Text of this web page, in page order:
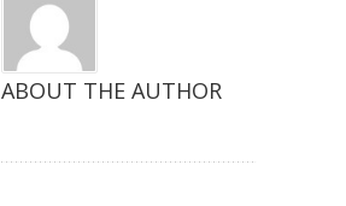
ABOUT THE AUTHOR